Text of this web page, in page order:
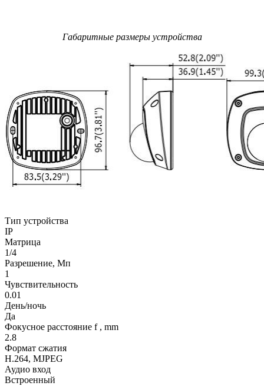
Габаритные размеры устройства
Тип устройства
IP
Матрица
1/4
Разрешение, Мп
1
Чувствительность
0.01
День/ночь
Да
Фокусное расстояние f , mm
2.8
Формат сжатия
H.264, MJPEG
Аудио вход
Встроенный